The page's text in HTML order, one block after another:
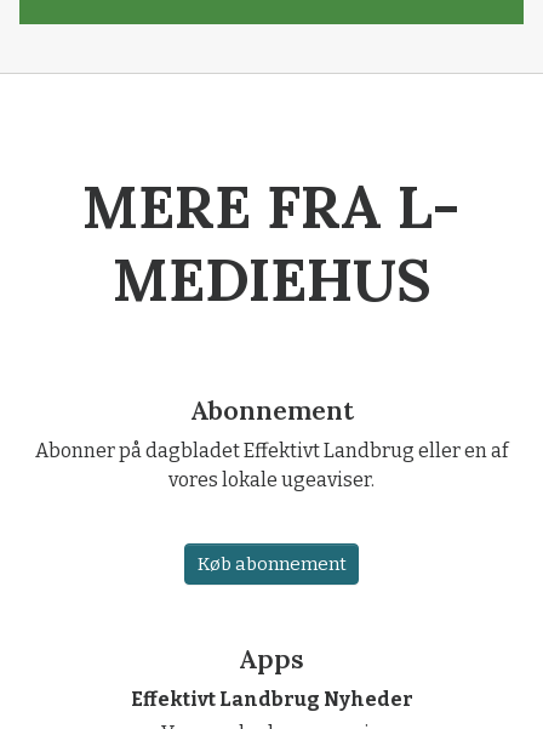
MERE FRA L-
MEDIEHUS
Abonnement
Abonner på dagbladet Effektivt Landbrug eller en af
vores lokale ugeaviser.
Køb abonnement
Apps
Effektivt Landbrug Nyheder